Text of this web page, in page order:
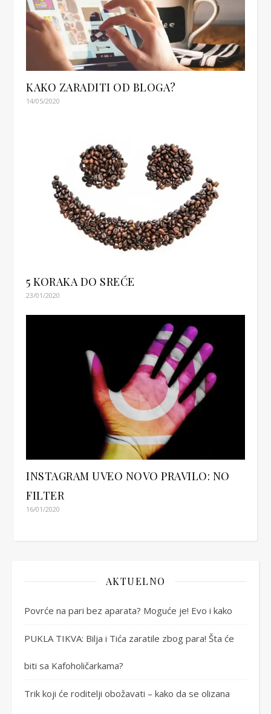
KAKO ZARADITI OD BLOGA?
14/05/2020
5 KORAKA DO SREĆE
23/01/2020
INSTAGRAM UVEO NOVO PRAVILO: NO
FILTER
16/01/2020
AKTUELNO
Povrće na pari bez aparata? Moguće je! Evo i kako
PUKLA TIKVA: Bilja i Tića zaratile zbog para! Šta će
biti sa Kafoholičarkama?
Trik koji će roditelji obožavati – kako da se olizana